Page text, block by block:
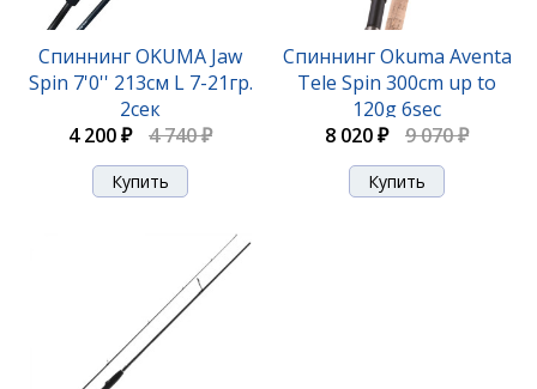
Удилище Okuma Guide Select Finesse Spinning 7'3"
220cm ML 7-21g 2pcs
9 740 ₽
11 020 ₽
Спиннинг OKUMA Jaw
Spin 7'0'' 213см L 7-21гр.
2сек
4 200 ₽
4 740 ₽
Спиннинг Okuma Aventa
Tele Spin 300cm up to
120g 6sec
8 020 ₽
9 070 ₽